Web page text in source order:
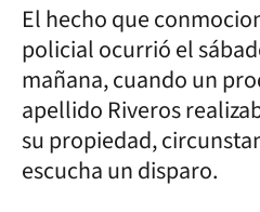
El hecho que
policial ocurrió el
mañana, cuando un
apellido Riveros
su propiedad,
escucha un disparo.